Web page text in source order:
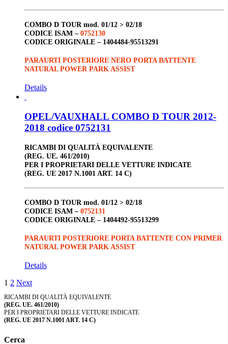
COMBO D TOUR mod. 01/12 > 02/18
CODICE ISAM – 0752130
CODICE ORIGINALE – 1404484-95513291
PARAURTI POSTERIORE NERO PORTA BATTENTE
NATURAL POWER PARK ASSIST
Details
OPEL/VAUXHALL COMBO D TOUR 2012-
2018 codice 0752131
RICAMBI DI QUALITÀ EQUIVALENTE
(REG. UE. 461/2010)
PER I PROPRIETARI DELLE VETTURE INDICATE
(REG. UE 2017 N.1001 ART. 14 C)
COMBO D TOUR mod. 01/12 > 02/18
CODICE ISAM – 0752131
CODICE ORIGINALE – 1404492-95513299
PARAURTI POSTERIORE PORTA BATTENTE CON PRIMER
NATURAL POWER PARK ASSIST
Details
1 2 Next
RICAMBI DI QUALITÀ EQUIVALENTE
(REG. UE. 461/2010)
PER I PROPRIETARI DELLE VETTURE INDICATE
(REG. UE 2017 N.1001 ART. 14 C)
Cerca